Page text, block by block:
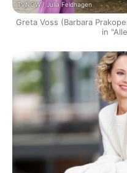
TVNOW / Julia Feldhagen
Greta Voss (Barbara
in